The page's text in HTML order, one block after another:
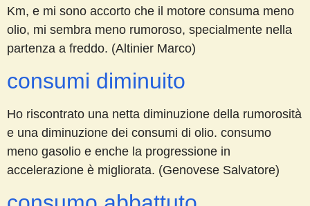
Km, e mi sono accorto che il motore consuma meno
olio, mi sembra meno rumoroso, specialmente nella
partenza a freddo. (Altinier Marco)
consumi diminuito
Ho riscontrato una netta diminuzione della rumorosità
e una diminuzione dei consumi di olio. consumo
meno gasolio e enche la progressione in
accelerazione è migliorata. (Genovese Salvatore)